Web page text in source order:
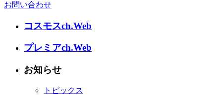
お問い合わせ
コスモスch.Web
プレミアch.Web
お知らせ
トピックス